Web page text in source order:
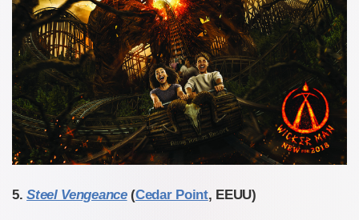
5.Steel Vengeance (Cedar Point, EEUU)